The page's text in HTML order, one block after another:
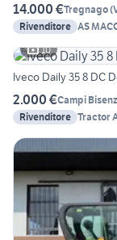
14.000 €Tregnago(
Rivenditore AS
10
Iveco Daily 35 8 DC
2.000 €Campi
Rivenditore Tractor